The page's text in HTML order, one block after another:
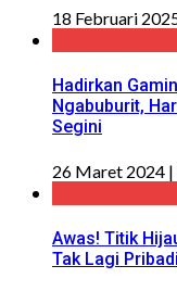
18 Februari
Hadirkan
Ngabuburit,
Segini
26 Maret 2024 |
Awas! Titik
Tak Lagi Pribadi